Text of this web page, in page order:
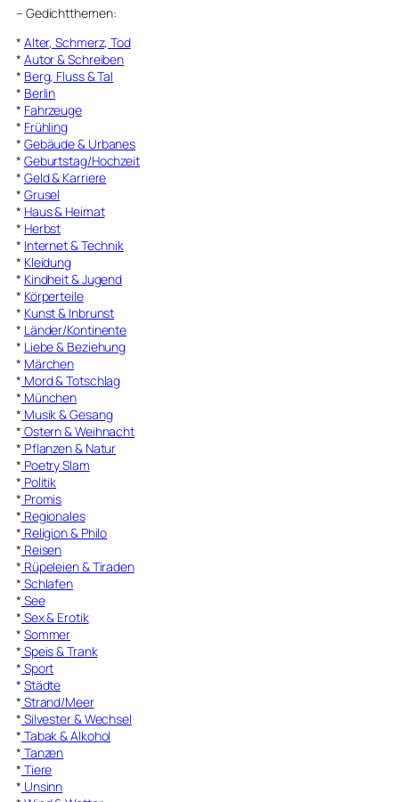
– Gedichtthemen:
* Alter, Schmerz, Tod
* Autor & Schreiben
* Berg, Fluss & Tal
* Berlin
* Fahrzeuge
* Frühling
* Gebäude & Urbanes
* Geburtstag/Hochzeit
* Geld & Karriere
* Grusel
* Haus & Heimat
* Herbst
* Internet & Technik
* Kleidung
* Kindheit & Jugend
* Körperteile
* Kunst & Inbrunst
* Länder/Kontinente
* Liebe & Beziehung
* Märchen
* Mord & Totschlag
* München
* Musik & Gesang
* Ostern & Weihnacht
* Pflanzen & Natur
* Poetry Slam
* Politik
* Promis
* Regionales
* Religion & Philo
* Reisen
* Rüpeleien & Tiraden
* Schlafen
* See
* Sex & Erotik
* Sommer
* Speis & Trank
* Sport
* Städte
* Strand/Meer
* Silvester & Wechsel
* Tabak & Alkohol
* Tanzen
* Tiere
* Unsinn